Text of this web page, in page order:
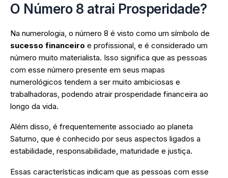
O Número 8 atrai Prosperidade?
Na numerologia, o número 8 é visto como um símbolo de
sucesso financeiro e profissional, e é considerado um
número muito materialista. Isso significa que as pessoas
com esse número presente em seus mapas
numerológicos tendem a ser muito ambiciosas e
trabalhadoras, podendo atrair prosperidade financeira ao
longo da vida.
Além disso, é frequentemente associado ao planeta
Saturno, que é conhecido por seus aspectos ligados a
estabilidade, responsabilidade, maturidade e justiça.
Essas características indicam que as pessoas com esse